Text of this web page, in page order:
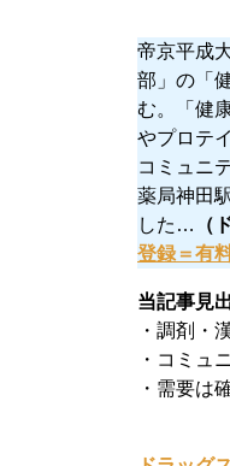
帝京平成
部」の「
む。「健
やプロテ
コミュニ
薬局神田
した…
（
登録＝有
当記事見
・調剤・
・コミュ
・需要は